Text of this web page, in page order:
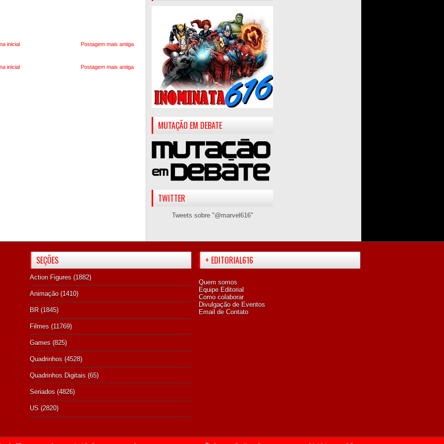
Postagem mais antiga
inicial
Postagem mais antiga
inicial
MUTAÇÃO EM DEBATE
TWITTER
Tweets sobre "@marvel616"
SEÇÕES
Action Figures (1882)
Animação (1410)
BR (1845)
Filmes (11769)
Games (825)
Quadrinhos (4528)
Quadrinhos Digitais (65)
Seriados (4826)
US (2820)
+ EDITORIAL616
Quem somos
Equipe Editorial
Como colaborar
Divulgação de Eventos
Email de Contato